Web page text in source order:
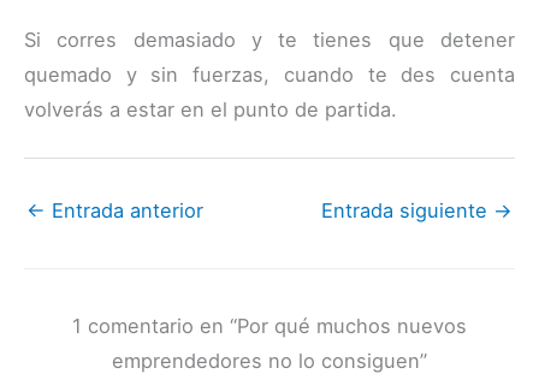
Si corres demasiado y te tienes que detener
quemado y sin fuerzas, cuando te des cuenta
volverás a estar en el punto de partida.
← Entrada anterior Entrada siguiente →
1 comentario en “Por qué muchos nuevos
emprendedores no lo consiguen”